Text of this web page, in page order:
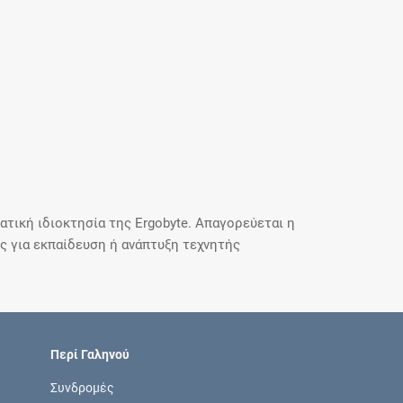
ιδιοκτησία της Ergobyte. Απαγορεύεται η
εκπαίδευση ή ανάπτυξη τεχνητής
Περί Γαληνού
Συνδρομές